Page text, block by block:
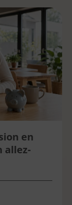
en
allez-